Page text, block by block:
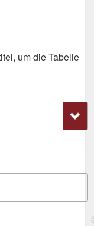
um die Tabelle